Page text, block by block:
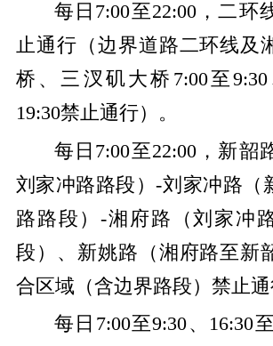
每日7:00至22:00，二环
止通行（边界道路二环线及
桥、三汊矶大桥7:00至9:30
19:30禁止通行）。
每日7:00至22:00，新韶
刘家冲路路段）-刘家冲路（
路路段）-湘府路（刘家冲
段）、新姚路（湘府路至新
合区域（含边界路段）禁止通
每日7:00至9:30、16:30